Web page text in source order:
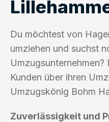
Du möchtest von
umziehen und suchst
Umzugsunternehmen?
Kunden über ihren
Umzugskönig Bohm
Zuverlässigkeit und